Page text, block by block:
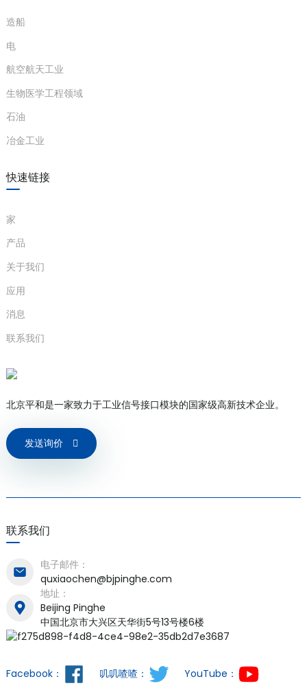
造船
电
航空航天工业
生物医学工程领域
石油
冶金工业
快速链接
家
产品
关于我们
应用
消息
联系我们
北京平和是一家致力于工业信号接口模块的国家级高新技术企业。
发送询价
联系我们
电子邮件：
quxiaochen@bjpinghe.com
地址：
Beijing Pinghe
中国北京市大兴区天华街5号13号楼6楼
Facebook： 叽叽喳喳： YouTube：